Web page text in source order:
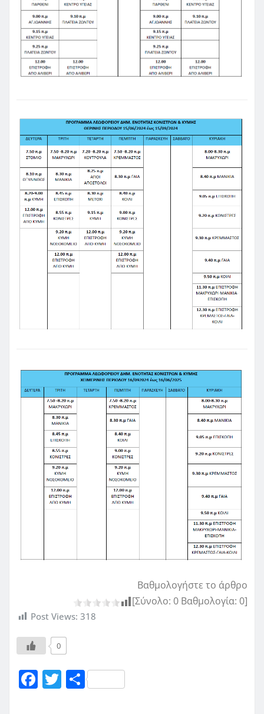
Βαθμολογήστε το άρθρο
[Σύνολο: 0 Βαθμολογία: 0]
Post Views: 318
0
F T Μ